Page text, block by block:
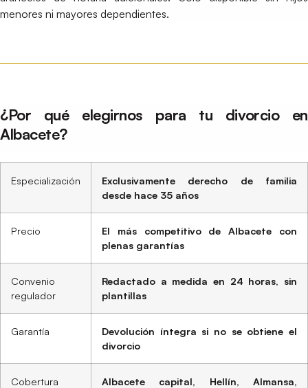
menores ni mayores dependientes.
¿Por qué elegirnos para tu divorcio en
Albacete?
Especialización
Exclusivamente derecho de familia
desde hace 35 años
Precio
El más competitivo de Albacete con
plenas garantías
Convenio
regulador
Redactado a medida en 24 horas, sin
plantillas
Garantía
Devolución íntegra si no se obtiene el
divorcio
Cobertura
Albacete capital, Hellín, Almansa,